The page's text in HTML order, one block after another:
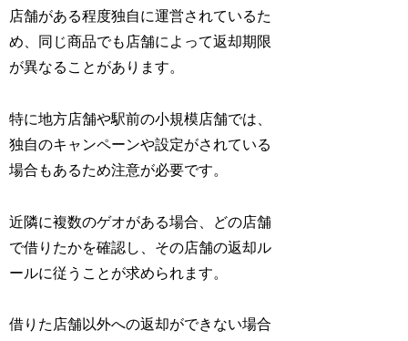
店舗がある程度独自に運営されているた
め、同じ商品でも店舗によって返却期限
が異なることがあります。
特に地方店舗や駅前の小規模店舗では、
独自のキャンペーンや設定がされている
場合もあるため注意が必要です。
近隣に複数のゲオがある場合、どの店舗
で借りたかを確認し、その店舗の返却ル
ールに従うことが求められます。
借りた店舗以外への返却ができない場合